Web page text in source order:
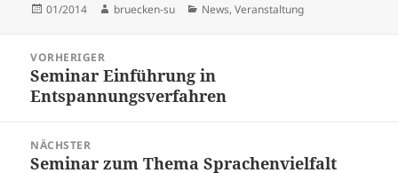
Veröffentlicht
01/2014 Autor
bruecken-su Kategorien
News,Veranstaltung
VORHERIGER
Vorheriger
Beitrag:
Seminar Einführung in
Entspannungsverfahren
NÄCHSTER
Nächster
Seminar zum Thema Sprachenvielfalt